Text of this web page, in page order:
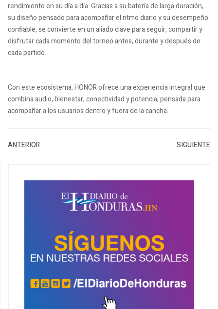
rendimiento en su día a día. Gracias a su batería de larga duración,
su diseño pensado para acompañar el ritmo diario y su desempeño
confiable, se convierte en un aliado clave para seguir, compartir y
disfrutar cada momento del torneo antes, durante y después de
cada partido.
Con este ecosistema, HONOR ofrece una experiencia integral que
combina audio, bienestar, conectividad y potencia, pensada para
acompañar a los usuarios dentro y fuera de la cancha.
ANTERIOR SIGUIENTE